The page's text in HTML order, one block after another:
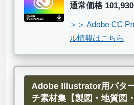
通常価格 101,930
＞＞ Adobe CC
ル情報はこちら
Adobe Illustrator用パタ
チ素材集【製図・地質図